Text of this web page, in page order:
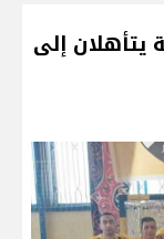
يتأهلان إلى